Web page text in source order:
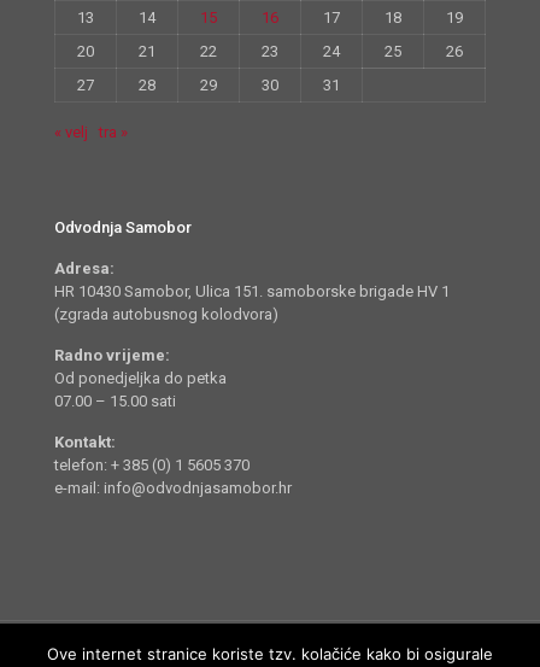
13
14 15 16 17 18
19
20
21 22 23 24 25
26
27
28 29 30 31
« velj tra »
Odvodnja Samobor
Adresa:
HR 10430 Samobor, Ulica 151. samoborske brigade HV 1
(zgrada autobusnog kolodvora)
Radno vrijeme:
Od ponedjeljka do petka
07.00 – 15.00 sati
Kontakt:
telefon: + 385 (0) 1 5605 370
e-mail: info@odvodnjasamobor.hr
Ove internet stranice koriste tzv. kolačiće kako bi osigurale